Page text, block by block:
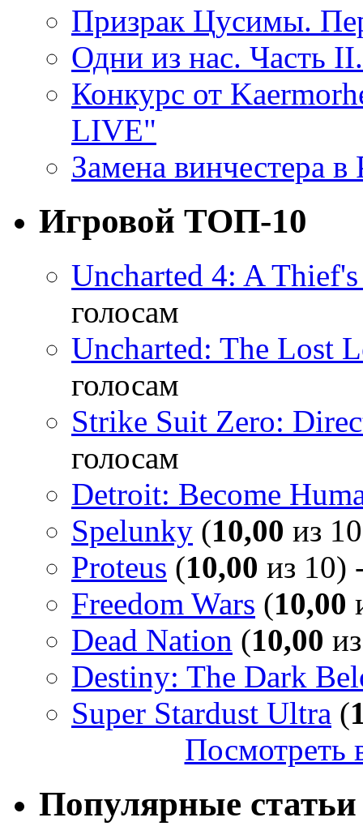
Призрак Цусимы.
Одни из нас. Часть
Конкурс от
LIVE"
Замена винчестера
Игровой ТОП-10
Uncharted 4: A
голосам
Uncharted: The Lost
голосам
Strike Suit Zero:
голосам
Detroit: Become
Spelunky (10,00 из
Proteus (10,00 из 10)
Freedom Wars (10,00
Dead Nation (10,00
Destiny: The Dark
Super Stardust Ultra (
Посмотреть
Популярные статьи